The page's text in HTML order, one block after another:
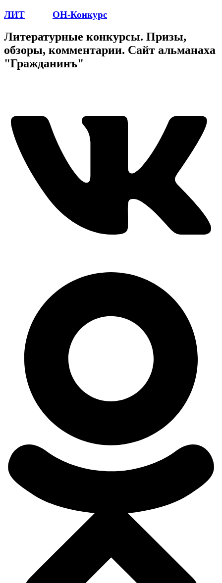
ЛИТ ОН-Конкурс
Литературные конкурсы. Призы,
обзоры, комментарии. Сайт альманаха
"Гражданинъ"